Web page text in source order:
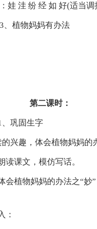
娃 洼 纷 经 如 好(适当调
、植物妈妈有办法
第二课时：
巩固生字
兴趣，体会植物妈妈的
读课文，模仿写话。
会植物妈妈的办法之“妙
：